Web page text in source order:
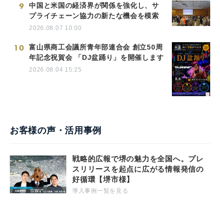
9
中国と米国の経済界が関係を強化し、サ
プライチェーン協力の新たな機会を模索
2026.08.07 10:00
10
富山県商工会議所青年部連合会 創立50周
年記念祝賀会 「DJ盆踊り」を開催します
2026.08.04 15:25
お客様の声・活用事例
戦略的広報で堺の魅力を全国へ。プレ
スリリースを起点に広がる情報発信の
好循環【堺市様】
導入事例一覧を見る